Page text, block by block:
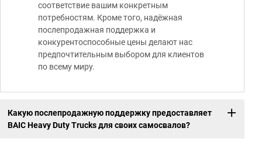
соответствие вашим конкретным
потребностям. Кроме того, надёжная
послепродажная поддержка и
конкурентоспособные цены делают нас
предпочтительным выбором для клиентов
по всему миру.
Какую послепродажную поддержку предоставляет
BAIC Heavy Duty Trucks для своих самосвалов?